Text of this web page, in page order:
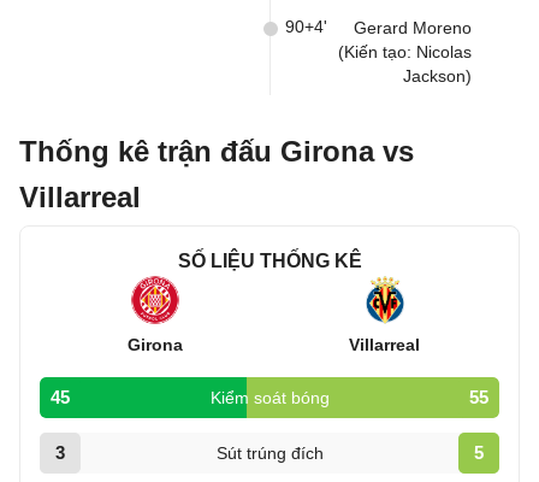
Gerard Moreno
(Kiến tạo: Nicolas
Jackson)
90+4'
Thống kê trận đấu Girona vs
Villarreal
SỐ LIỆU THỐNG KÊ
Girona Villarreal
45 Kiểm soát bóng 55
3 Sút trúng đích 5